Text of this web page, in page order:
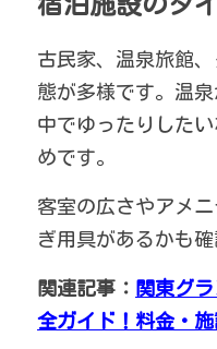
古民家、温泉旅館
態が多様です。温
中でゆったりした
めです。
客室の広さやアメ
ぎ用具があるかも確
関連記事： 関東グ
全ガイド！料金・